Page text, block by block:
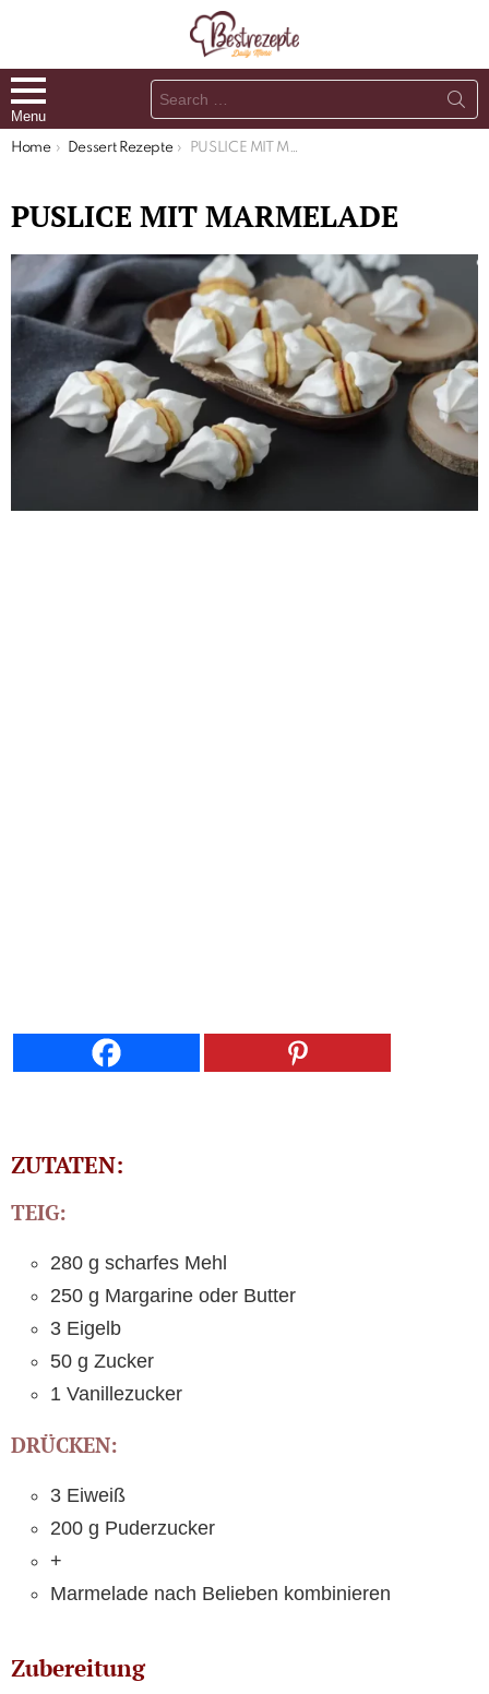
Menu
Search
for:
You are here:
Home Dessert Rezepte PUSLICE MIT MARMELADE
PUSLICE MIT MARMELADE
ZUTATEN:
TEIG:
280 g scharfes Mehl
250 g Margarine oder Butter
3 Eigelb
50 g Zucker
1 Vanillezucker
DRÜCKEN:
3 Eiweiß
200 g Puderzucker
+
Marmelade nach Belieben kombinieren
Zubereitung